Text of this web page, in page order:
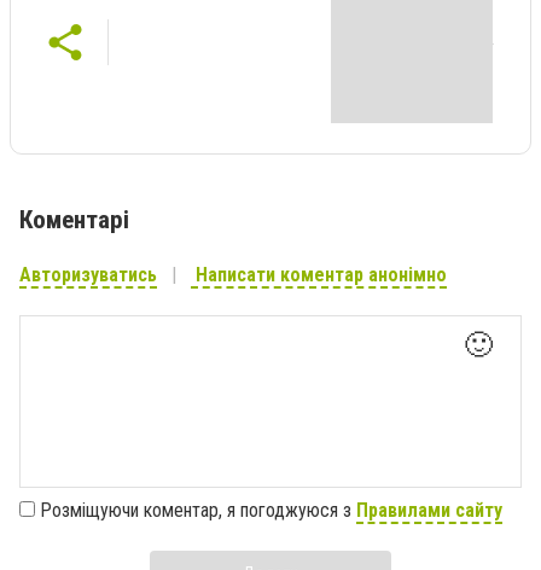
Коментарі
Авторизуватись Написати коментар анонімно
🙂
Розміщуючи коментар, я погоджуюся з Правилами сайту